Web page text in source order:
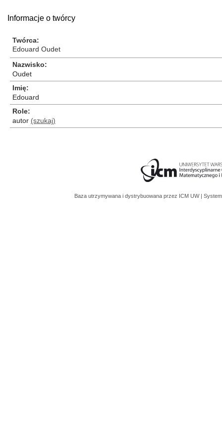
Informacje o twórcy
Twórca
Edouard Oudet
Nazwisko
Oudet
Imię
Edouard
Role
autor (szukaj)
Baza utrzymywana i dystrybuowana przez ICM UW |